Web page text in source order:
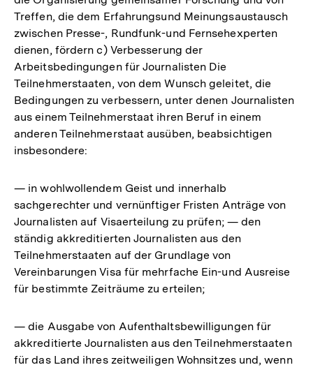
Treffen, die dem Erfahrungsund Meinungsaustausch
zwischen Presse-, Rundfunk-und Fernsehexperten
dienen, fördern c) Verbesserung der
Arbeitsbedingungen für Journalisten Die
Teilnehmerstaaten, von dem Wunsch geleitet, die
Bedingungen zu verbessern, unter denen Journalisten
aus einem Teilnehmerstaat ihren Beruf in einem
anderen Teilnehmerstaat ausüben, beabsichtigen
insbesondere:
— in wohlwollendem Geist und innerhalb
sachgerechter und vernünftiger Fristen Anträge von
Journalisten auf Visaerteilung zu prüfen; — den
ständig akkreditierten Journalisten aus den
Teilnehmerstaaten auf der Grundlage von
Vereinbarungen Visa für mehrfache Ein-und Ausreise
für bestimmte Zeiträume zu erteilen;
— die Ausgabe von Aufenthaltsbewilligungen für
akkreditierte Journalisten aus den Teilnehmerstaaten
für das Land ihres zeitweiligen Wohnsitzes und, wenn